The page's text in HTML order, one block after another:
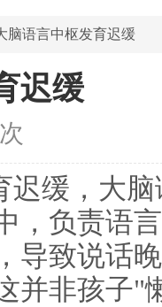
脑语言中枢发育迟缓
迟缓
次
迟缓，大
，负责语
导致说话
并非孩子"